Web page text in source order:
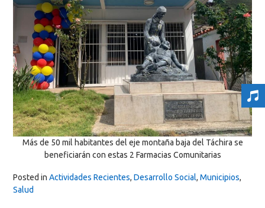
Más de 50 mil habitantes del eje montaña baja del Táchira se
beneficiarán con estas 2 Farmacias Comunitarias
Posted in Actividades Recientes, Desarrollo Social, Municipios,
Salud